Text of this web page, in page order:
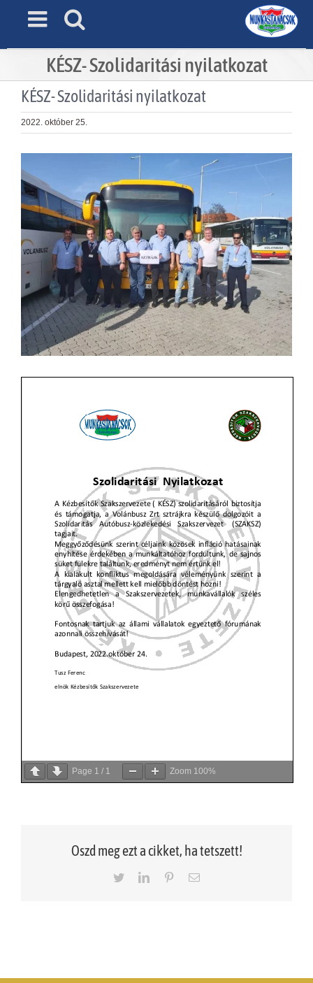
KÉSZ- Szolidaritási nyilatkozat
KÉSZ- Szolidaritási nyilatkozat
2022. október 25.
Larger
Image
Page 1 / 1 Zoom 100%
Oszd meg ezt a cikket, ha tetszett!
TwitterLinkedInPinterestEmail